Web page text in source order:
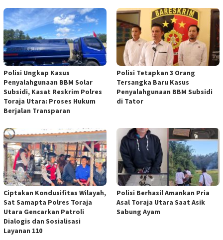
Polisi Ungkap Kasus
Penyalahgunaan BBM Solar
Subsidi, Kasat Reskrim Polres
Toraja Utara: Proses Hukum
Berjalan Transparan
Polisi Tetapkan 3 Orang
Tersangka Baru Kasus
Penyalahgunaan BBM Subsidi
di Tator
Ciptakan Kondusifitas Wilayah,
Sat Samapta Polres Toraja
Utara Gencarkan Patroli
Dialogis dan Sosialisasi
Layanan 110
Polisi Berhasil Amankan Pria
Asal Toraja Utara Saat Asik
Sabung Ayam